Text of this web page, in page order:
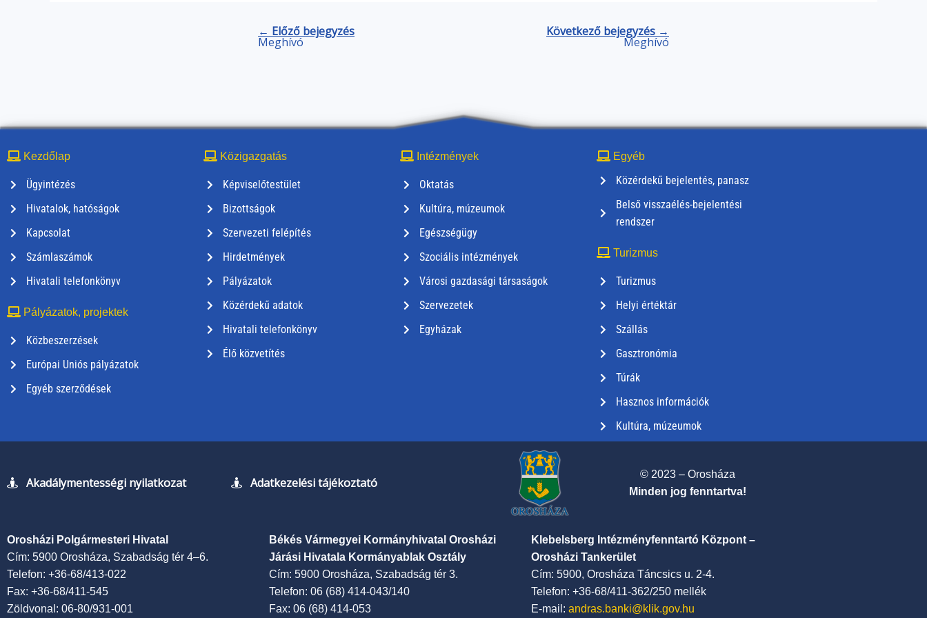
← Előző bejegyzés
Meghívó
Következő bejegyzés →
Meghívó
Kezdőlap
Ügyintézés
Hivatalok, hatóságok
Kapcsolat
Számlaszámok
Hivatali telefonkönyv
Pályázatok, projektek
Közbeszerzések
Európai Uniós pályázatok
Egyéb szerződések
Közigazgatás
Képviselőtestület
Bizottságok
Szervezeti felépítés
Hirdetmények
Pályázatok
Közérdekű adatok
Hivatali telefonkönyv
Élő közvetítés
Intézmények
Oktatás
Kultúra, múzeumok
Egészségügy
Szociális intézmények
Városi gazdasági társaságok
Szervezetek
Egyházak
Egyéb
Közérdekű bejelentés, panasz
Belső visszaélés-bejelentési
rendszer
Turizmus
Turizmus
Helyi értéktár
Szállás
Gasztronómia
Túrák
Hasznos információk
Kultúra, múzeumok
Akadálymentességi nyilatkozat Adatkezelési tájékoztató
© 2023 – Orosháza
Minden jog fenntartva!
Orosházi Polgármesteri Hivatal
Cím: 5900 Orosháza, Szabadság tér 4–6.
Telefon: +36-68/413-022
Fax: +36-68/411-545
Zöldvonal: 06-80/931-001
Békés Vármegyei Kormányhivatal Orosházi
Járási Hivatala Kormányablak Osztály
Cím: 5900 Orosháza, Szabadság tér 3.
Telefon: 06 (68) 414-043/140
Fax: 06 (68) 414-053
Klebelsberg Intézményfenntartó Központ –
Orosházi Tankerület
Cím: 5900, Orosháza Táncsics u. 2-4.
Telefon: +36-68/411-362/250 mellék
E-mail: andras.banki@klik.gov.hu